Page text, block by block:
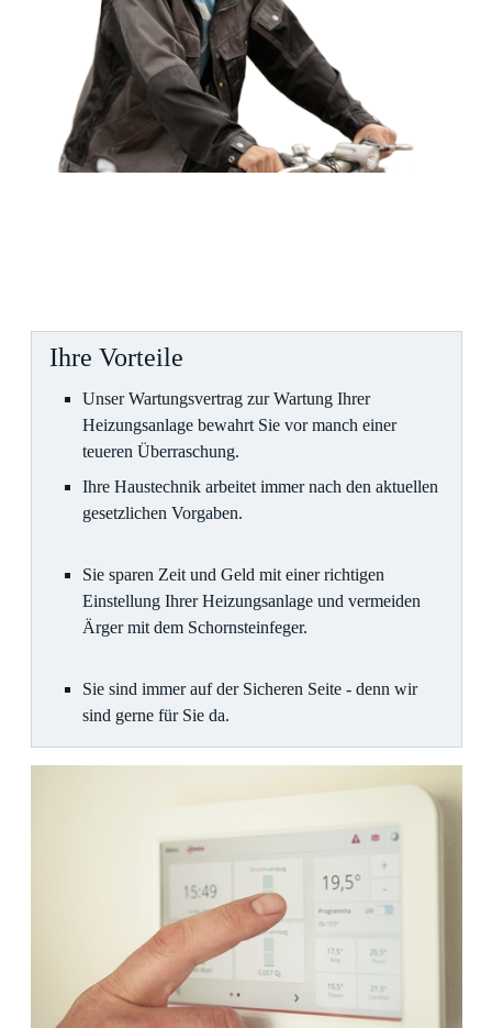
Ihre Vorteile
Unser Wartungsvertrag zur Wartung Ihrer
Heizungsanlage bewahrt Sie vor manch einer
teueren Überraschung.
Ihre Haustechnik arbeitet immer nach den aktuellen
gesetzlichen Vorgaben.
Sie sparen Zeit und Geld mit einer richtigen
Einstellung Ihrer Heizungsanlage und vermeiden
Ärger mit dem Schornsteinfeger.
Sie sind immer auf der Sicheren Seite - denn wir
sind gerne für Sie da.